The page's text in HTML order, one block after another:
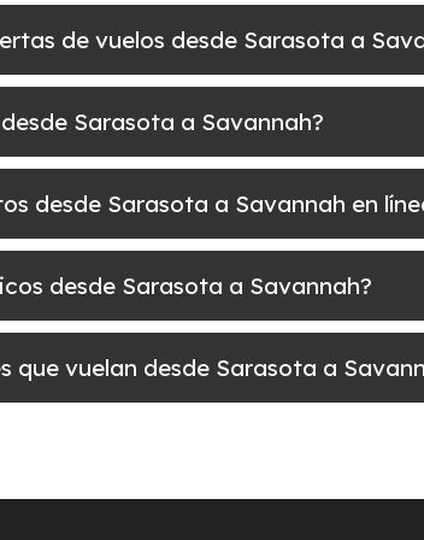
de vuelos desde Sarasota a
Sarasota a Savannah?
desde Sarasota a Savannah en
desde Sarasota a Savannah?
que vuelan desde Sarasota a